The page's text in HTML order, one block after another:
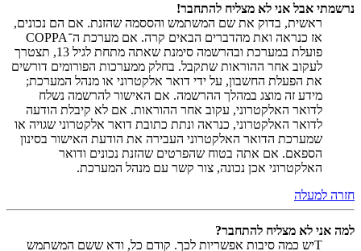
נרשמתי אבל אני לא מצליח להתחבר!
ראשית, בדוק את שם המשתמש והססמה שהזנת. אם הם נכונים,
אז כנראה ואת מהדברים הבאים קרה. אם מערכת ה־COPPA
פועלת במערכת ובהרשמה סימנת שאתה מתחת לגיל 13, תצטרך
לעקוב אחר ההוראות שתקבל. בחלק ממערכות הפורומים דורשים
את הפעלת החשבון, על ידי דואר אלקטרוני או מנהל המערכת;
מידע זה מוצג במהלך ההרשמה. אם האישור להרשמה נשלח
לדואר האלקטרוני, עקוב אחר ההוראות. אם לא קיבלת הודעה
לדואר האלקטרוני, כנראה ונתת כתובת דואר אלקטרוני שגויה או
שמערכת הדואר האלקטרוני העבירה את הודעת האישור בסינון
הספאם. אם אתה בטוח שהפרטים שהזנת נכונים ודואר
האלקטרוני אכן נכונה, צור קשר עם מנהל המערכת.
חזרה למעלה
למה אני לא מצליח להתחבר?
Tיש כמה סיבות אפשריות לכך. קודם כל, ודא ששם המשתמש